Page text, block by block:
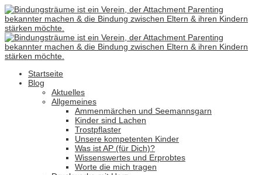
Startseite
Blog
Aktuelles
Allgemeines
Ammenmärchen und Seemannsgarn
Kinder sind Lachen
Trostpflaster
Unsere kompetenten Kinder
Was ist AP (für Dich)?
Wissenswertes und Erprobtes
Worte die mich tragen